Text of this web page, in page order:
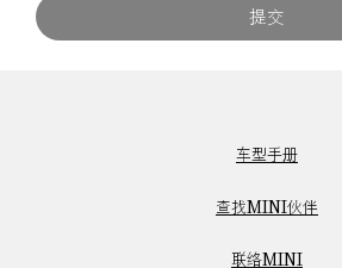
提交
车型手册
查找MINI伙伴
联络MINI